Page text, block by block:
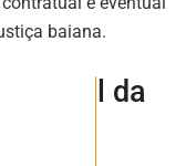
baiana.
da